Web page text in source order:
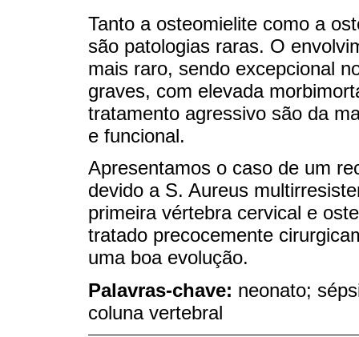
Tanto a osteomielite como a
são patologias raras. O
mais raro, sendo excepcional
graves, com elevada
tratamento agressivo são da
e funcional.
Apresentamos o caso de um
devido a S. Aureus
primeira vértebra cervical e
tratado precocemente
uma boa evolução.
Palavras-chave: neonato;
coluna vertebral